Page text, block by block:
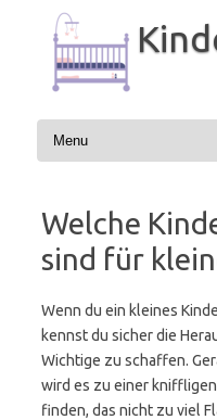
Inhalt
springen
Welche
sind für
Wenn du ein kleines
kennst du sicher die
Wichtige zu schaffen.
wird es zu einer
finden, das nicht zu viel